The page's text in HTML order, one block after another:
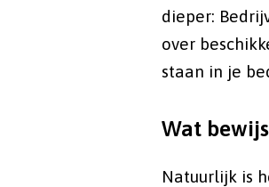
dieper:
over
staan in je
Wat
Natuurlijk is